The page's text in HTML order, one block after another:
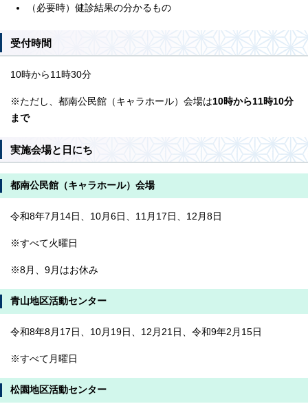
（必要時）健診結果の分かるもの
受付時間
10時から11時30分
※ただし、都南公民館（キャラホール）会場は10時から11時10分
まで
実施会場と日にち
都南公民館（キャラホール）会場
令和8年7月14日、10月6日、11月17日、12月8日
※すべて火曜日
※8月、9月はお休み
青山地区活動センター
令和8年8月17日、10月19日、12月21日、令和9年2月15日
※すべて月曜日
松園地区活動センター